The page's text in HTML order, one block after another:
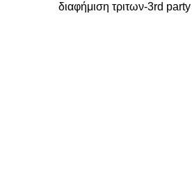
διαφήμιση τριτων-3rd